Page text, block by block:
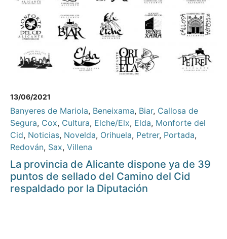
13/06/2021
Banyeres de Mariola, Beneixama, Biar, Callosa de
Segura, Cox, Cultura, Elche/Elx, Elda, Monforte del
Cid, Noticias, Novelda, Orihuela, Petrer, Portada,
Redován, Sax, Villena
La provincia de Alicante dispone ya de 39
puntos de sellado del Camino del Cid
respaldado por la Diputación